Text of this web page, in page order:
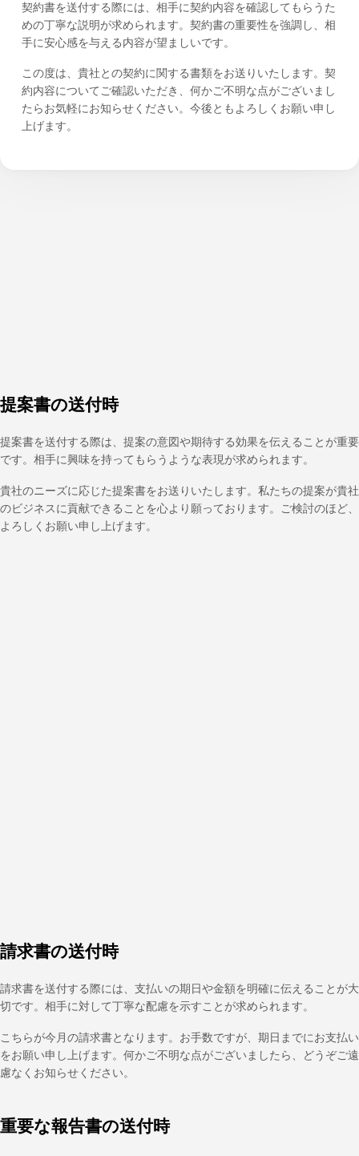
契約書を送付する際には、相手に契約内容を確認してもらうた
めの丁寧な説明が求められます。契約書の重要性を強調し、相
手に安心感を与える内容が望ましいです。
この度は、貴社との契約に関する書類をお送りいたします。契
約内容についてご確認いただき、何かご不明な点がございまし
たらお気軽にお知らせください。今後ともよろしくお願い申し
上げます。
提案書の送付時
提案書を送付する際は、提案の意図や期待する効果を伝えることが重要
です。相手に興味を持ってもらうような表現が求められます。
貴社のニーズに応じた提案書をお送りいたします。私たちの提案が貴社
のビジネスに貢献できることを心より願っております。ご検討のほど、
よろしくお願い申し上げます。
請求書の送付時
請求書を送付する際には、支払いの期日や金額を明確に伝えることが大
切です。相手に対して丁寧な配慮を示すことが求められます。
こちらが今月の請求書となります。お手数ですが、期日までにお支払い
をお願い申し上げます。何かご不明な点がございましたら、どうぞご遠
慮なくお知らせください。
重要な報告書の送付時